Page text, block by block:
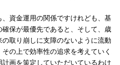
資金運用の関係ですけれども、基
保が最優先であると、そして、歳
取り崩しに支障のないように流動
の上で効率性の追求を考えていく
画を策定していただいているわけ